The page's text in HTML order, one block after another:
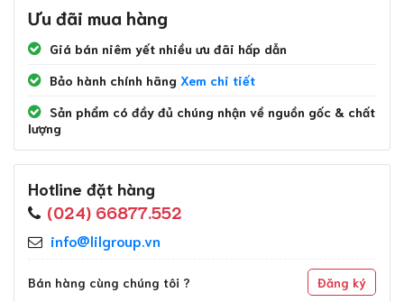
Ưu đãi mua hàng
Giá bán niêm yết nhiều ưu đãi hấp dẫn
Bảo hành chính hãng Xem chi tiết
Sản phẩm có đầy đủ chúng nhận về nguồn gốc & chất
lượng
Hotline đặt hàng
(024) 66877.552
info@lilgroup.vn
Bán hàng cùng chúng tôi ? Đăng ký